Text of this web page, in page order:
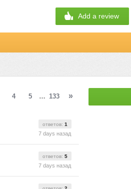
Add a review
4 5 … 133 »
ответов: 1
7 days назад
ответов: 5
7 days назад